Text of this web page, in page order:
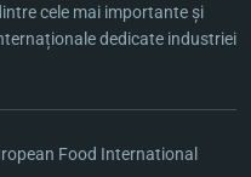
cele mai importante și
dedicate industriei
Food International